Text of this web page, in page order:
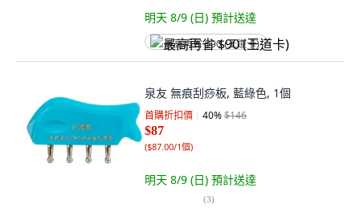
明天 8/9 (日) 預計送達
最高再省 $90 (王道卡)
泉友 無痕刮痧板, 藍綠色, 1個
首購折扣價 40%$146
$87
($87.00/1個)
明天 8/9 (日) 預計送達
(3)